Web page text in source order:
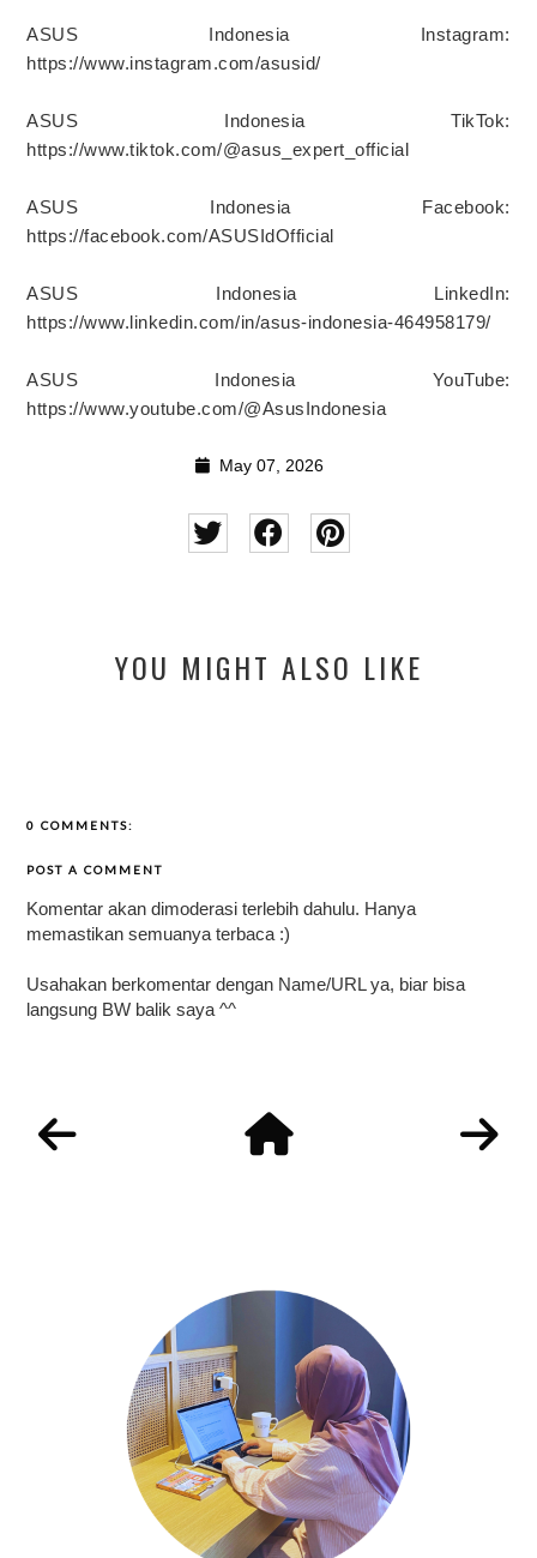
ASUS Indonesia Instagram:
https://www.instagram.com/asusid/
ASUS Indonesia TikTok:
https://www.tiktok.com/@asus_expert_official
ASUS Indonesia Facebook:
https://facebook.com/ASUSIdOfficial
ASUS Indonesia LinkedIn:
https://www.linkedin.com/in/asus-indonesia-464958179/
ASUS Indonesia YouTube:
https://www.youtube.com/@AsusIndonesia
May 07, 2026
YOU MIGHT ALSO LIKE
0 COMMENTS:
POST A COMMENT
Komentar akan dimoderasi terlebih dahulu. Hanya
memastikan semuanya terbaca :)
Usahakan berkomentar dengan Name/URL ya, biar bisa
langsung BW balik saya ^^